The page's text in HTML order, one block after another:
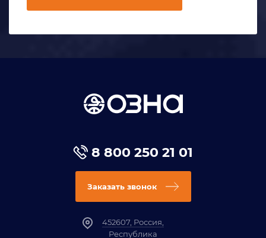
8 800 250 21 01
Заказать звонок
452607, Россия,
Республика